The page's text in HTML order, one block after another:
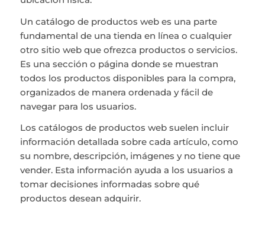
Un catálogo de productos web es una parte
fundamental de una tienda en línea o cualquier
otro sitio web que ofrezca productos o servicios.
Es una sección o página donde se muestran
todos los productos disponibles para la compra,
organizados de manera ordenada y fácil de
navegar para los usuarios.
Los catálogos de productos web suelen incluir
información detallada sobre cada artículo, como
su nombre, descripción, imágenes y no tiene que
vender. Esta información ayuda a los usuarios a
tomar decisiones informadas sobre qué
productos desean adquirir.